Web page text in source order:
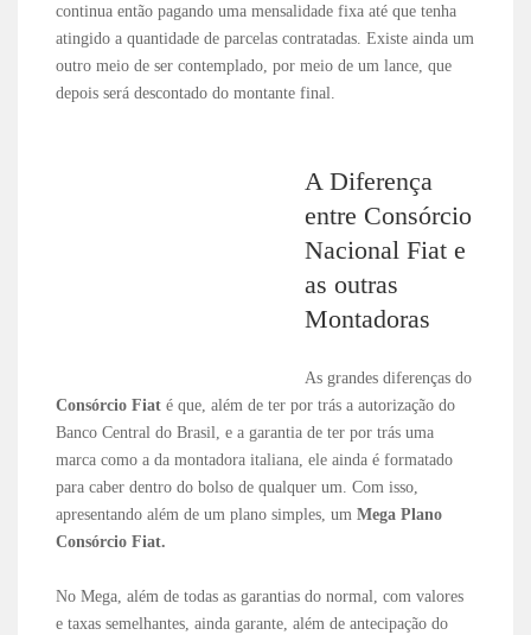
continua então pagando uma mensalidade fixa até que tenha
atingido a quantidade de parcelas contratadas. Existe ainda um
outro meio de ser contemplado, por meio de um lance, que
depois será descontado do montante final.
A Diferença
entre Consórcio
Nacional Fiat e
as outras
Montadoras
As grandes diferenças do
Consórcio Fiat é que, além de ter por trás a autorização do
Banco Central do Brasil, e a garantia de ter por trás uma
marca como a da montadora italiana, ele ainda é formatado
para caber dentro do bolso de qualquer um. Com isso,
apresentando além de um plano simples, umMega Plano
Consórcio Fiat.
No Mega, além de todas as garantias do normal, com valores
e taxas semelhantes, ainda garante, além de antecipação do